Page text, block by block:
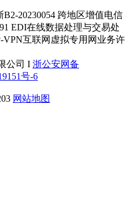
20230054 跨地区增值电信
EDI在线数据处理与交易处
VPN互联网虚拟专用网业务许
公司 I 浙公安网备
号-6
网站地图